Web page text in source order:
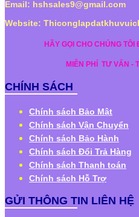
Email: hshsales9@gmail.com
Website:
HÃY GỌI CHO CHÚNG
MIỄN PHÍ TƯ VẤN -
CHÍNH SÁCH
Chính sách Bảo Mật
Chính sách Vận Chuyển
Chính sách Bảo Hành
Chính sách Đổi Trả Hàng
Chính sách Thanh toán
Chính sách Hỗ Trợ
GỬI THÔNG TIN LIÊN HỆ